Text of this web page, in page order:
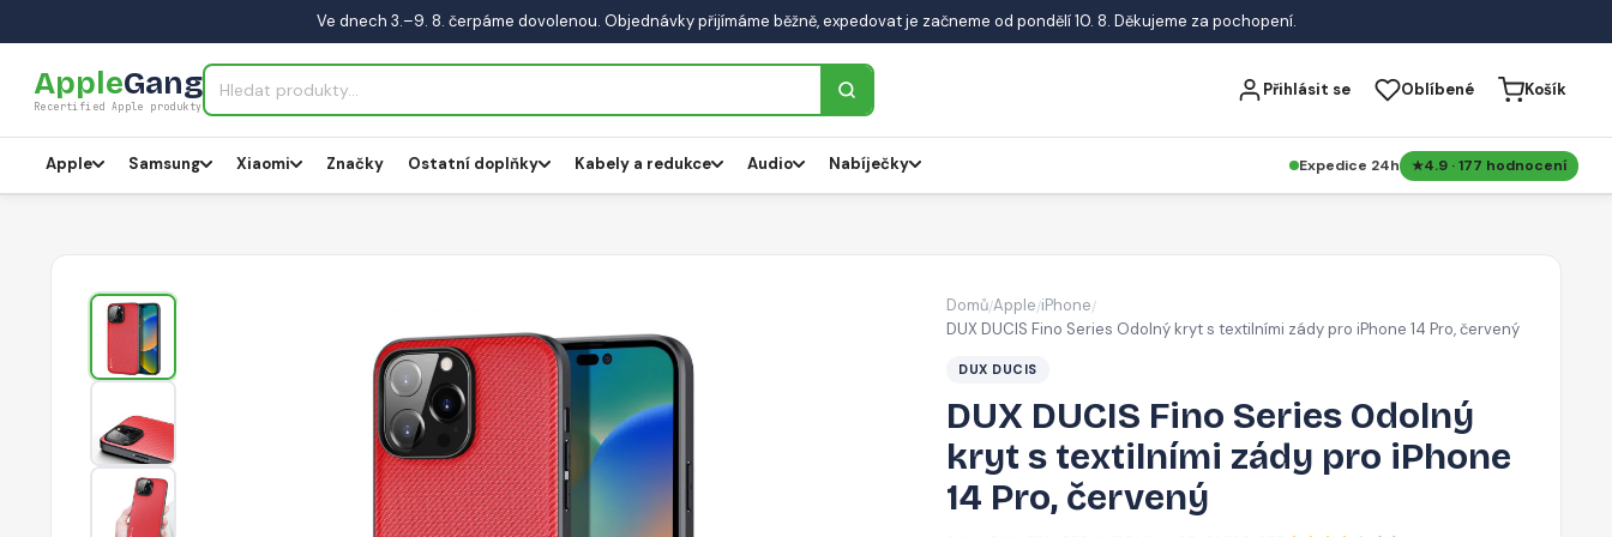
Ve dnech 3.–9. 8. čerpáme dovolenou. Objednávky přijímáme běžně, expedovat je začneme od pondělí 10. 8. Děkujeme za pochopení.
AppleGang
Recertified Apple produkty
Přihlásit se Oblíbené Košík
Apple Samsung Xiaomi Značky Ostatní doplňky Kabely a redukce Audio Nabíječky Expedice 24h 4.9 · 177 hodnocení
Domů/Apple/iPhone/
DUX DUCIS Fino Series Odolný kryt s textilními zády pro iPhone 14 Pro, červený
DUX DUCIS
DUX DUCIS Fino Series Odolný
kryt s textilními zády pro iPhone
14 Pro, červený